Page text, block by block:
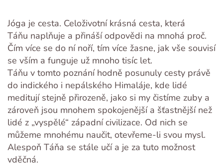
Jóga je cesta. Celoživotní krásná cesta, která
Táňu naplňuje a přináší odpovědi na mnohá proč.
Čím více se do ní noří, tím více žasne, jak vše souvisí
se vším a funguje už mnoho tisíc let.
Táňu v tomto poznání hodně posunuly cesty právě
do indického i nepálského Himaláje, kde lidé
meditují stejně přirozeně, jako si my čistíme zuby a
zároveň jsou mnohem spokojenější a šťastnější než
lidé z „vyspělé“ západní civilizace. Od nich se
můžeme mnohému naučit, otevřeme-li svou mysl.
Alespoň Táňa se stále učí a je za tuto možnost
vděčná.